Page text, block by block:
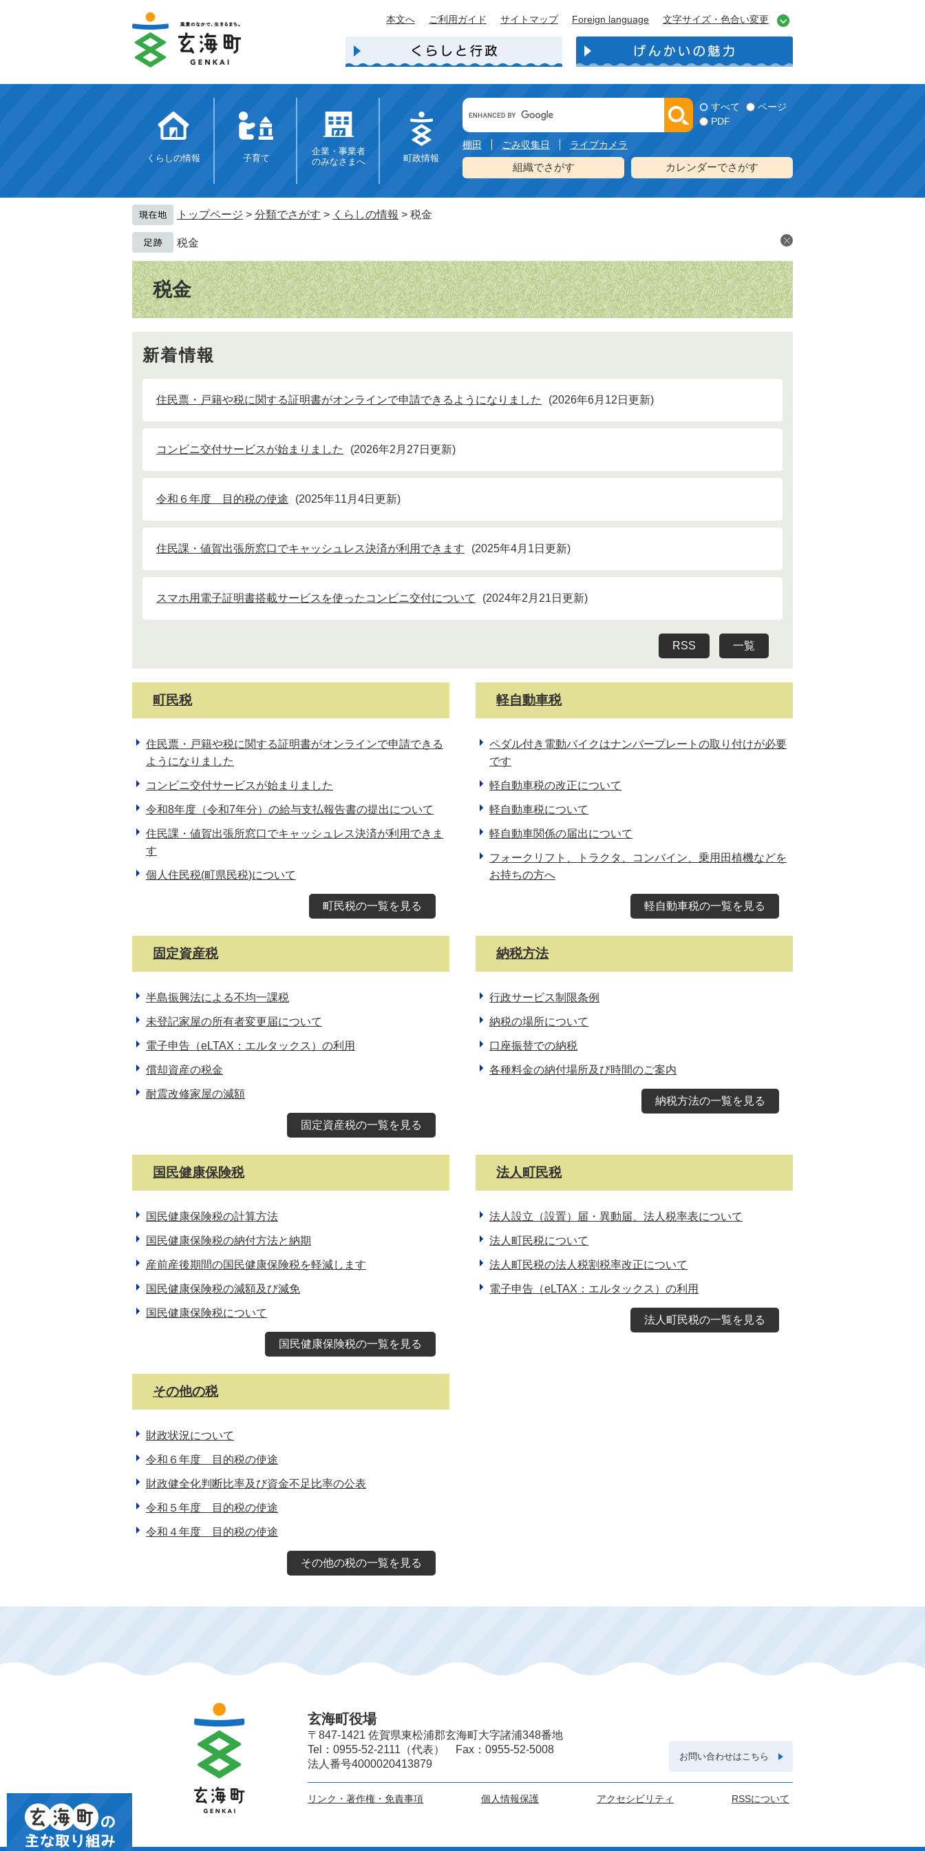
本文へ ご利用ガイド サイトマップ Foreign language 文字サイズ・色合い変更
くらしの情報 子育て
企業・事業者
のみなさまへ
町政情報
Google
カ
ス
タ
ム
検
索
すべて
ページ
PDF
棚田 ごみ収集日 ライブカメラ
組織でさがす カレンダーでさがす
トップページ > 分類でさがす > くらしの情報 > 税金
税金
本
文
税金
新着情報
住民票・戸籍や税に関する証明書がオンラインで申請できるようになりました 2026年6月12日更新
コンビニ交付サービスが始まりました 2026年2月27日更新
令和６年度 目的税の使途 2025年11月4日更新
住民課・値賀出張所窓口でキャッシュレス決済が利用できます 2025年4月1日更新
スマホ用電子証明書搭載サービスを使ったコンビニ交付について 2024年2月21日更新
RSS 一覧
町民税
住民票・戸籍や税に関する証明書がオンラインで申請できる
ようになりました
コンビニ交付サービスが始まりました
令和8年度（令和7年分）の給与支払報告書の提出について
住民課・値賀出張所窓口でキャッシュレス決済が利用できま
す
個人住民税(町県民税)について
町民税の一覧を見る
軽自動車税
ペダル付き電動バイクはナンバープレートの取り付けが必要
です
軽自動車税の改正について
軽自動車税について
軽自動車関係の届出について
フォークリフト、トラクタ、コンバイン、乗用田植機などを
お持ちの方へ
軽自動車税の一覧を見る
固定資産税
半島振興法による不均一課税
未登記家屋の所有者変更届について
電子申告（eLTAX：エルタックス）の利用
償却資産の税金
耐震改修家屋の減額
固定資産税の一覧を見る
納税方法
行政サービス制限条例
納税の場所について
口座振替での納税
各種料金の納付場所及び時間のご案内
納税方法の一覧を見る
国民健康保険税
国民健康保険税の計算方法
国民健康保険税の納付方法と納期
産前産後期間の国民健康保険税を軽減します
国民健康保険税の減額及び減免
国民健康保険税について
国民健康保険税の一覧を見る
法人町民税
法人設立（設置）届・異動届、法人税率表について
法人町民税について
法人町民税の法人税割税率改正について
電子申告（eLTAX：エルタックス）の利用
法人町民税の一覧を見る
その他の税
財政状況について
令和６年度 目的税の使途
財政健全化判断比率及び資金不足比率の公表
令和５年度 目的税の使途
令和４年度 目的税の使途
その他の税の一覧を見る
玄海町役場
〒847-1421 佐賀県東松浦郡玄海町大字諸浦348番地
Tel：0955-52-2111（代表） Fax：0955-52-5008
法人番号4000020413879
お問い合わせはこちら
リンク・著作権・免責事項 個人情報保護 アクセシビリティ RSSについて